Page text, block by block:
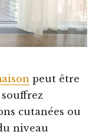
peut être
cutanées ou
niveau